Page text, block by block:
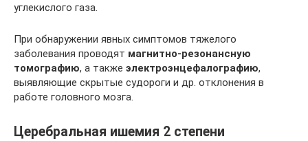
углекислого газа.
При обнаружении явных симптомов тяжелого
заболевания проводят магнитно-резонансную
томографию, а также электроэнцефалографию,
выявляющие скрытые судороги и др. отклонения в
работе головного мозга.
Церебральная ишемия 2 степени